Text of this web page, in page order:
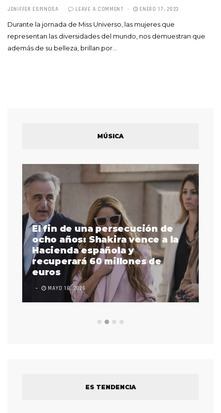
JENIFFER ESPINOSA LEAVE A COMMENT ENERO 17, 2023
Durante la jornada de Miss Universo, las mujeres que
representan las diversidades del mundo, nos demuestran que
además de su belleza, brillan por…
MÚSICA
El fin de una persecución de
ocho años: Shakira vence a la
Hacienda española y
recuperará 60 millones de
euros
MAYO 18, 2026
ES TENDENCIA